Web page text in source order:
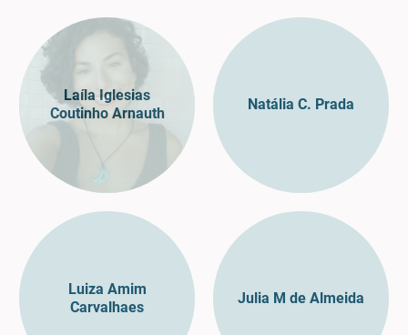
Laíla Iglesias
Coutinho Arnauth
Natália C. Prada
Luiza Amim
Carvalhaes
Julia M de Almeida